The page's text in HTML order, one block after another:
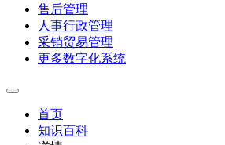
售后管理
人事行政管理
采销贸易管理
更多数字化系统
首页
知识百科